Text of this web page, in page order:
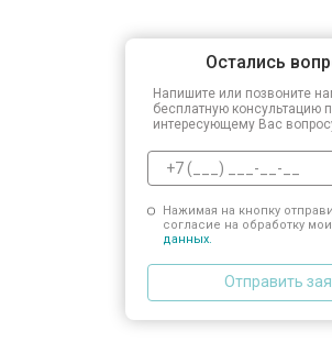
Остались
Напишите или позвоните
бесплатную консультацию
интересующему Вас
Нажимая на кнопку
согласие на обработку
данных.
Отправить